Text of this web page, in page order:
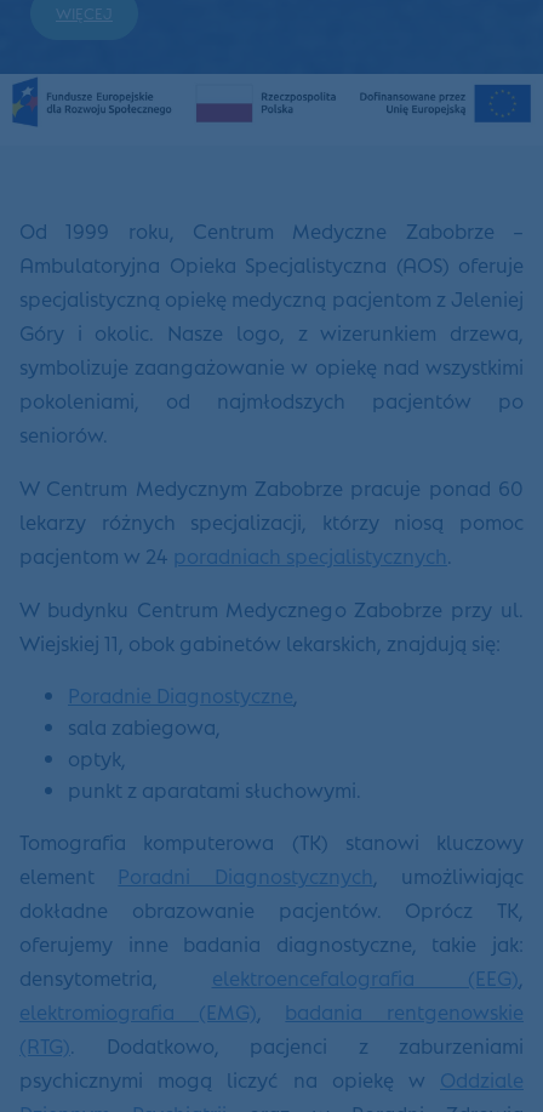
WIĘCEJ
Od 1999 roku, Centrum Medyczne Zabobrze –
Ambulatoryjna Opieka Specjalistyczna (AOS) oferuje
specjalistyczną opiekę medyczną pacjentom z Jeleniej
Góry i okolic. Nasze logo, z wizerunkiem drzewa,
symbolizuje zaangażowanie w opiekę nad wszystkimi
pokoleniami, od najmłodszych pacjentów po
seniorów.
W Centrum Medycznym Zabobrze pracuje ponad 60
lekarzy różnych specjalizacji, którzy niosą pomoc
pacjentom w 24 poradniach specjalistycznych.
W budynku Centrum Medycznego Zabobrze przy ul.
Wiejskiej 11, obok gabinetów lekarskich, znajdują się:
Poradnie Diagnostyczne
sala zabiegowa,
optyk,
punkt z aparatami słuchowymi.
Tomografia komputerowa (TK) stanowi kluczowy
element Poradni Diagnostycznych , umożliwiając
dokładne obrazowanie pacjentów. Oprócz TK,
oferujemy inne badania diagnostyczne, takie jak:
densytometria, elektroencefalografia (EEG)
elektromiografia (EMG)
badania rentgenowskie
(RTG). Dodatkowo, pacjenci z zaburzeniami
psychicznymi mogą liczyć na opiekę w Oddziale